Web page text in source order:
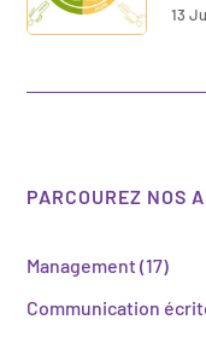
13
PARCOUREZ NOS
Management(17)
Communication